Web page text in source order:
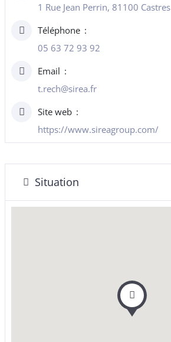
1 Rue Jean Perrin, 81100 Castres
Téléphone
05 63 72 93 92
Email
t.rech@sirea.fr
Site web
https://www.sireagroup.com/
Situation